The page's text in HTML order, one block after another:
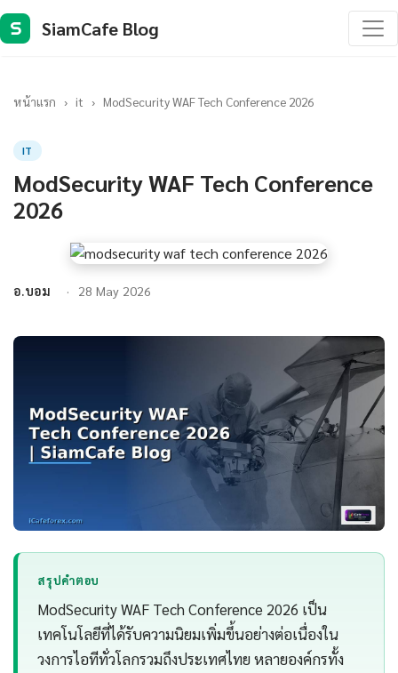
S SiamCafe Blog
หน้าแรก › it › ModSecurity WAF Tech Conference 2026
IT
ModSecurity WAF Tech Conference
2026
อ.บอม 28 May 2026
สรุปคำตอบ
ModSecurity WAF Tech Conference 2026 เป็น
เทคโนโลยีที่ได้รับความนิยมเพิ่มขึ้นอย่างต่อเนื่องใน
วงการไอทีทั่วโลกรวมถึงประเทศไทย หลายองค์กรทั้ง